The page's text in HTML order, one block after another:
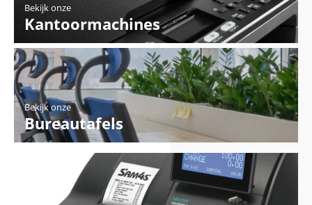
Bekijk onze
Kantoormachines
Bekijk onze
Bureautafels